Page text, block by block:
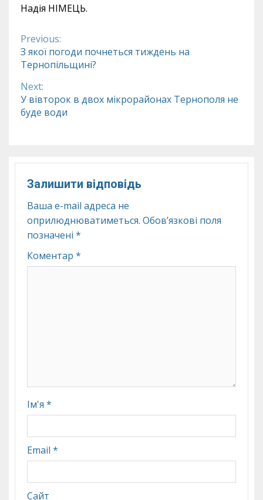
Надія НІМЕЦЬ.
Continue
Reading
Previous:
З якої погоди почнеться тиждень на
Тернопільщині?
Next:
У вівторок в двох мікрорайонах Тернополя не
буде води
Залишити відповідь
Ваша e-mail адреса не
оприлюднюватиметься. Обов’язкові поля
позначені *
Коментар *
Ім'я *
Email *
Сайт